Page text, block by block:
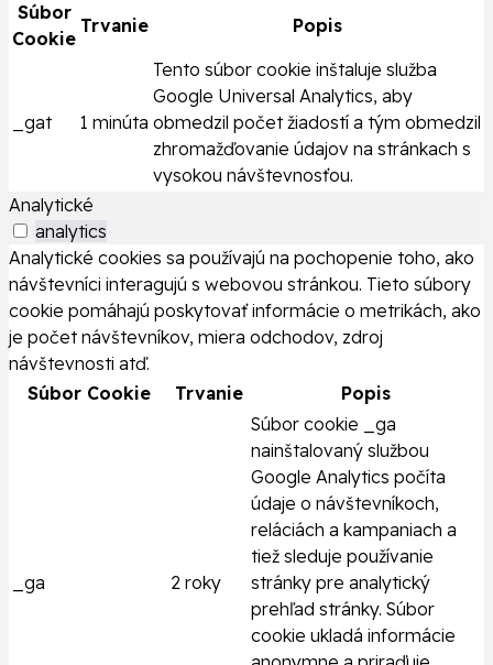
Súbor
Cookie
Trvanie Popis
_gat 1 minúta
Tento súbor cookie inštaluje služba
Google Universal Analytics, aby
obmedzil počet žiadostí a tým obmedzil
zhromažďovanie údajov na stránkach s
vysokou návštevnosťou.
Analytické
analytics
Analytické cookies sa používajú na pochopenie toho, ako
návštevníci interagujú s webovou stránkou. Tieto súbory
cookie pomáhajú poskytovať informácie o metrikách, ako
je počet návštevníkov, miera odchodov, zdroj
návštevnosti atď.
Súbor Cookie
Trvanie Popis
_ga 2 roky
Súbor cookie _ga
nainštalovaný službou
Google Analytics počíta
údaje o návštevníkoch,
reláciách a kampaniach a
tiež sleduje používanie
stránky pre analytický
prehľad stránky. Súbor
cookie ukladá informácie